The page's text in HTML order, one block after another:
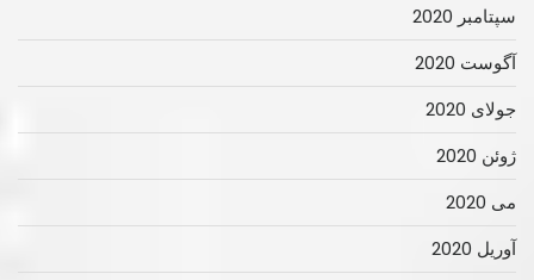
سپتامبر 2020
آگوست 2020
جولای 2020
ژوئن 2020
می 2020
آوریل 2020